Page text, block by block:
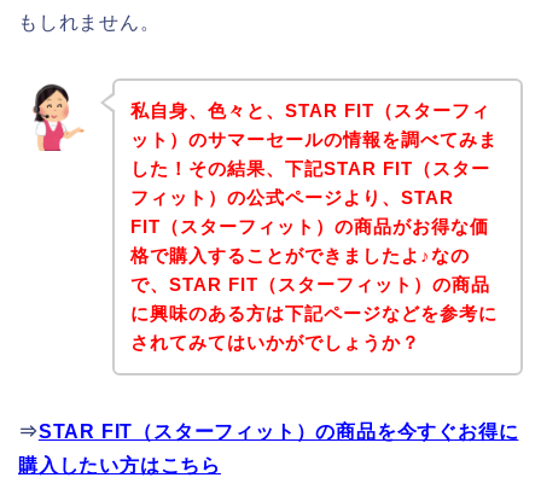
もしれません。
私自身、色々と、STAR FIT（スターフィ
ット）のサマーセールの情報を調べてみま
した！その結果、下記STAR FIT（スター
フィット）の公式ページより、STAR
FIT（スターフィット）の商品がお得な価
格で購入することができましたよ♪なの
で、STAR FIT（スターフィット）の商品
に興味のある方は下記ページなどを参考に
されてみてはいかがでしょうか？
⇒STAR FIT（スターフィット）の商品を今すぐお得に
購入したい方はこちら